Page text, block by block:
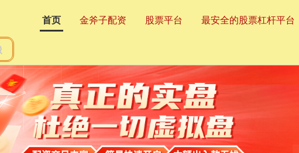
首页 金斧子配资 股票平台 最安全的股票杠杆平台